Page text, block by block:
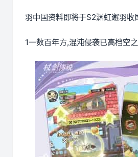
羽中国资料即将于S2渊虹邂羽收
1一数百年方,混沌侵袭已高档空